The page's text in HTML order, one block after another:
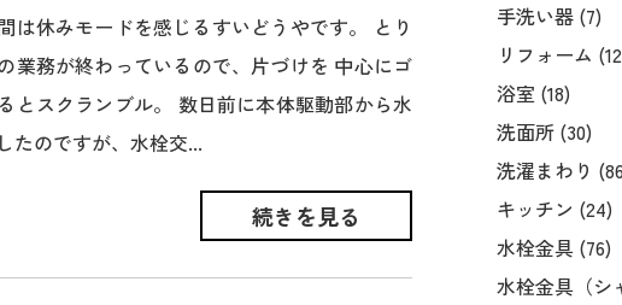
手洗い器 (7)
リフォーム
浴室 (18)
洗面所 (30)
洗濯まわり
キッチン (24)
水栓金具 (76)
水栓金具（シ
は休みモードを感じるすいどうやです。 とり
業務が終わっているので、片づけを 中心にゴ
とスクランブル。 数日前に本体駆動部から水
たのですが、水栓交...
続きを見る